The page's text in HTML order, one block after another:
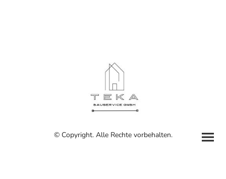
© Copyright. Alle Rechte vorbehalten.